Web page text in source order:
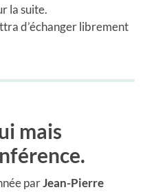
la suite.
d’échanger librement
mais
parJean-Pierre